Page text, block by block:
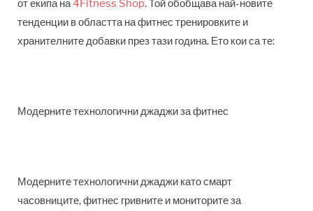
от екипа на4Fitness Shop. Той обобщава най-новите
тенденции в областта на фитнес тренировките и
хранителните добавки през тази година. Ето кои са те:
Модерните технологични джаджи за фитнес
Модерните технологични джаджи като смарт
часовниците, фитнес гривните и мониторите за